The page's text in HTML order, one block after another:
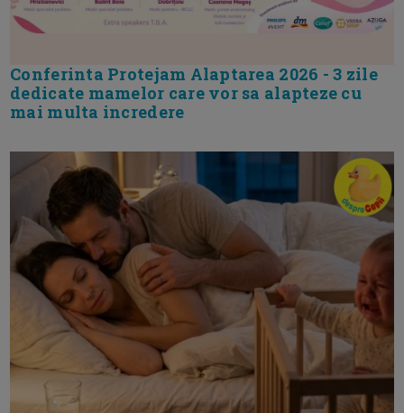
Conferinta Protejam Alaptarea 2026 - 3 zile
dedicate mamelor care vor sa alapteze cu
mai multa incredere